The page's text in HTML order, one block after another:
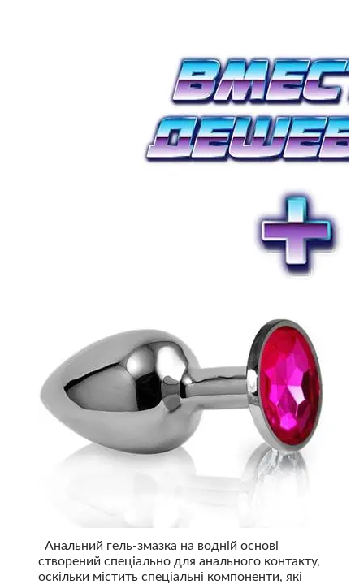
Анальний гель-змазка на водній основі
створений спеціально для анального контакту,
оскільки містить спеціальні компоненти, які